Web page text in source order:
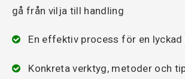
gå från vilja till handling
En effektiv process för en lyckad
Konkreta verktyg, metoder och